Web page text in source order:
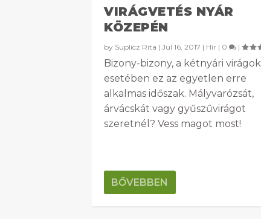
VIRÁGVETÉS NYÁR
KÖZEPÉN
by Suplicz Rita | Jul 16, 2017 | Hír | 0 |
Bizony-bizony, a kétnyári virágok
esetében ez az egyetlen erre
alkalmas időszak. Mályvarózsát,
árvácskát vagy gyűszűvirágot
szeretnél? Vess magot most!
BŐVEBBEN